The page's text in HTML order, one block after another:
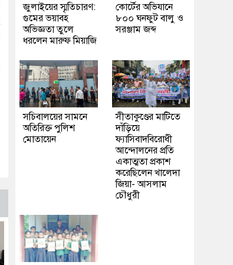
জুলাইয়ের স্মৃতিচারণ:
গুমের ভয়াবহ
অভিজ্ঞতা তুলে
ধরলেন মারুফ মিয়াজি
কোর্টের অভিযানে
৮০০ ঘনফুট বালু ও
সরঞ্জাম জব্দ
সচিবালয়ের সামনে
অতিরিক্ত পুলিশ
মোতায়েন
সীতাকুণ্ডের মাটিতে
দাঁড়িয়ে
ফ্যাসিবাদবিরোধী
আন্দোলনের প্রতি
একাত্মতা প্রকাশ
করেছিলেন খালেদা
জিয়া- আসলাম
চৌধুরী